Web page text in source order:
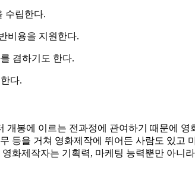
수립한다.
비용을 지원한다.
겸하기도 한다.
다.
개봉에 이르는 전과정에 관여하기 때문에
등을 거쳐 영화제작에 뛰어든 사람도 있고
화제작자는 기획력, 마케팅 능력뿐만 아니